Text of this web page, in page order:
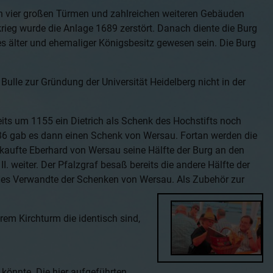
großen Türmen und zahlreichen weiteren Gebäuden
wurde die Anlage 1689 zerstört. Danach diente die Burg
und ehemaliger Königsbesitz gewesen sein. Die Burg
zur Gründung der Universität Heidelberg nicht in der
um 1155 ein Dietrich als Schenk des Hochstifts noch
gab es dann einen Schenk von Wersau. Fortan werden die
Eberhard von Wersau seine Hälfte der Burg an den
weiter. Der Pfalzgraf besaß bereits die andere Hälfte der
Verwandte der Schenken von Wersau. Als Zubehör zur
Kirchturm die identisch sind,